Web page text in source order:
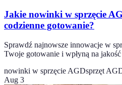
Jakie nowinki w sprzęcie
codzienne gotowanie?
Sprawdź najnowsze innowacje w
Twoje gotowanie i wpłyną na
nowinki w sprzęcie AGDsprzęt
Aug 3